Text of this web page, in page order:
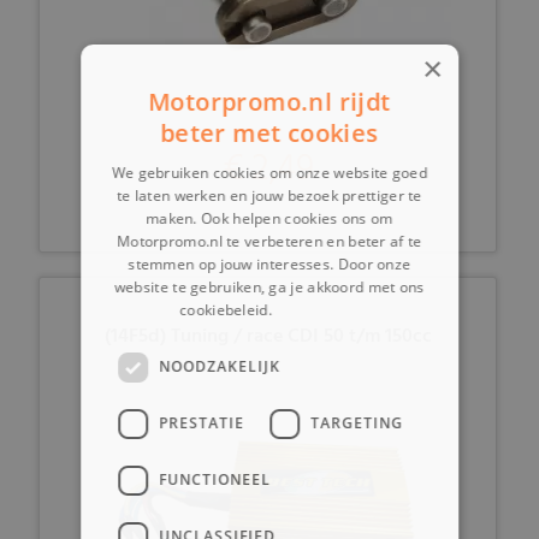
€ 2,49
×
Motorpromo.nl rijdt
beter met cookies
We gebruiken cookies om onze website goed
te laten werken en jouw bezoek prettiger te
maken. Ook helpen cookies ons om
Motorpromo.nl te verbeteren en beter af te
stemmen op jouw interesses. Door onze
website te gebruiken, ga je akkoord met ons
cookiebeleid.
NOODZAKELIJK
PRESTATIE TARGETING
FUNCTIONEEL